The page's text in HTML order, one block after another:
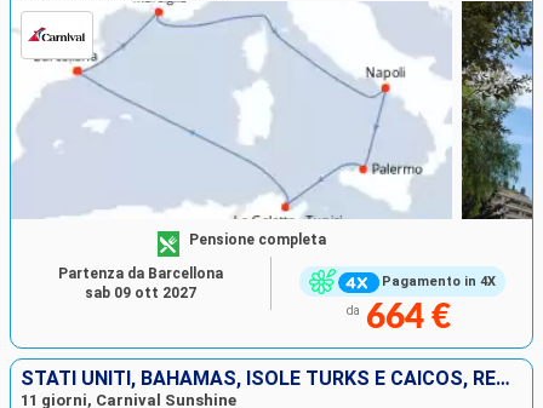
Pagamento in 4X
Pensione completa
da 664 €
Partenza da Barcellona
sab 09 ott 2027
STATI UNITI, BAHAMAS, ISOLE TURKS E CAICOS, REPUBBLICA DOMINICANA
11 giorni, Carnival Sunshine